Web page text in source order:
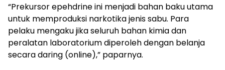
“Prekursor epehdrine ini menjadi bahan baku utama
untuk memproduksi narkotika jenis sabu. Para
pelaku mengaku jika seluruh bahan kimia dan
peralatan laboratorium diperoleh dengan belanja
secara daring (online),” paparnya.